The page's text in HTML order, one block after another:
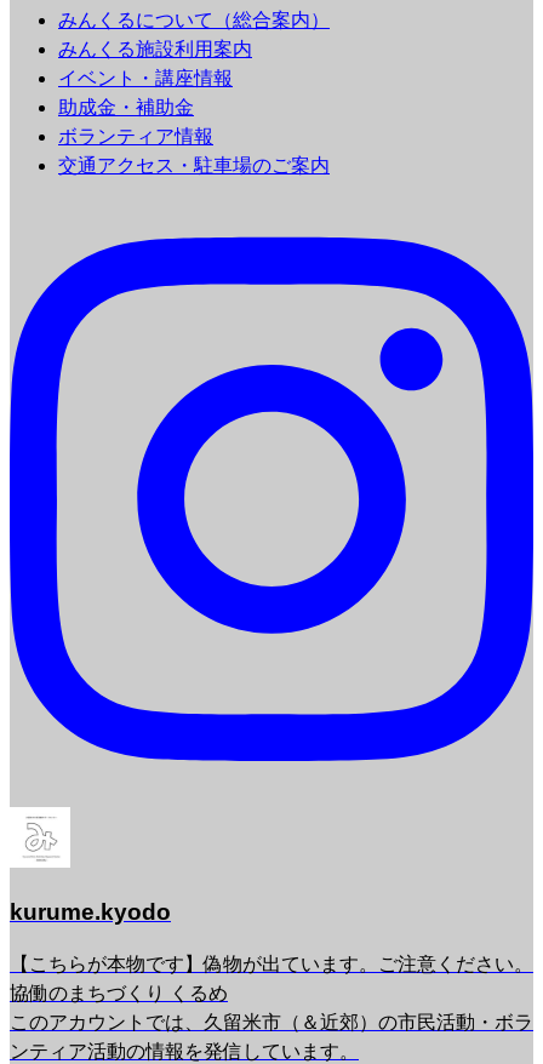
みんくるについて（総合案内）
みんくる施設利用案内
イベント・講座情報
助成金・補助金
ボランティア情報
交通アクセス・駐車場のご案内
kurume.kyodo
【こちらが本物です】偽物が出ています。ご注意ください。
協働のまちづくり くるめ
このアカウントでは、久留米市（＆近郊）の市民活動・ボラ
ンティア活動の情報を発信しています。